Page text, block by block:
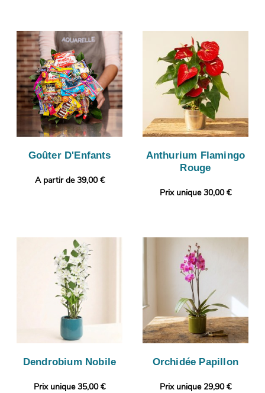
Goûter D'Enfants
A partir de 39,00 €
Anthurium Flamingo
Rouge
Prix unique 30,00 €
Dendrobium Nobile
Prix unique 35,00 €
Orchidée Papillon
Prix unique 29,90 €